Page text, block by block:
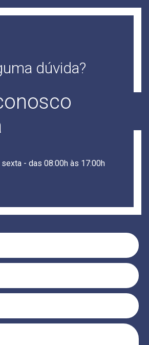
dúvida?
- das 08:00h às 17:00h